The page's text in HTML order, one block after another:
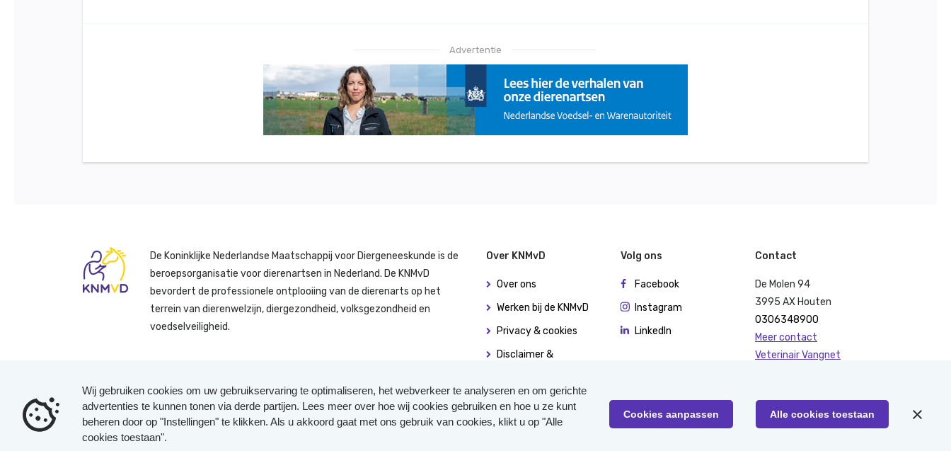
Advertentie
De Koninklijke Nederlandse Maatschappij voor Diergeneeskunde is de
beroepsorganisatie voor dierenartsen in Nederland. De KNMvD
bevordert de professionele ontplooiing van de dierenarts op het
terrein van dierenwelzijn, diergezondheid, volksgezondheid en
voedselveiligheid.
Over KNMvD
Over ons
Werken bij de KNMvD
Privacy & cookies
Disclaimer &
Algemene
(leverings)voorwaarden
Volg ons
Facebook
Instagram
LinkedIn
Contact
De Molen 94
3995 AX Houten
0306348900
Meer contact
Veterinair Vangnet
KvK 40477835
Wij gebruiken cookies om uw gebruikservaring te optimaliseren, het webverkeer te analyseren en om gerichte
advertenties te kunnen tonen via derde partijen. Lees meer over hoe wij cookies gebruiken en hoe u ze kunt
beheren door op "Instellingen" te klikken. Als u akkoord gaat met ons gebruik van cookies, klikt u op "Alle
cookies toestaan".
Cookies aanpassen Alle cookies toestaan